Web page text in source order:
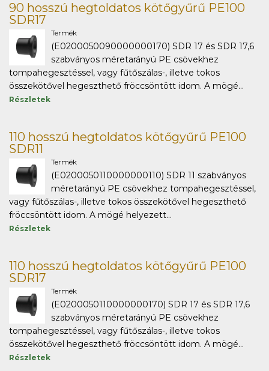
90 hosszú hegtoldatos kötőgyűrű PE100
SDR17
Termék
(E0200050090000000170) SDR 17 és SDR 17,6
szabványos méretarányú PE csövekhez
tompahegesztéssel, vagy fűtőszálas-, illetve tokos
összekötővel hegeszthető fröccsöntött idom. A mögé...
Részletek
110 hosszú hegtoldatos kötőgyűrű PE100
SDR11
Termék
(E0200050110000000110) SDR 11 szabványos
méretarányú PE csövekhez tompahegesztéssel,
vagy fűtőszálas-, illetve tokos összekötővel hegeszthető
fröccsöntött idom. A mögé helyezett...
Részletek
110 hosszú hegtoldatos kötőgyűrű PE100
SDR17
Termék
(E0200050110000000170) SDR 17 és SDR 17,6
szabványos méretarányú PE csövekhez
tompahegesztéssel, vagy fűtőszálas-, illetve tokos
összekötővel hegeszthető fröccsöntött idom. A mögé...
Részletek